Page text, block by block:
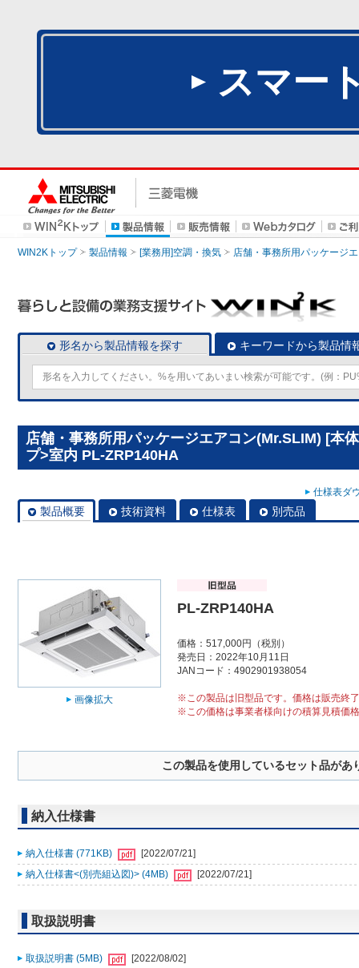
スマー
WIN2Kトップ 製品情報 [業務用]空調・換気 店舗・事務所用パッケージ
形名から製品情報を探す キーワードから製品情
店舗・事務所用パッケージエアコン(Mr.SLIM) [本
プ>室内 PL-ZRP140HA
仕様表ダ
製品概要 技術資料 仕様表 別売品
画像拡大
PL-ZRP140HA
価格：517,000円（税別）
発売日：2022年10月11日
JANコード：4902901938054
※この製品は旧型品です。価格は販売終
※この価格は事業者様向けの積算見積価
この製品を使用しているセット品があ
納入仕様書
納入仕様書 (771KB)
[2022/07/21]
納入仕様書<(別売組込図)> (4MB)
[2022/07/21]
取扱説明書
取扱説明書 (5MB) [2022/08/02]